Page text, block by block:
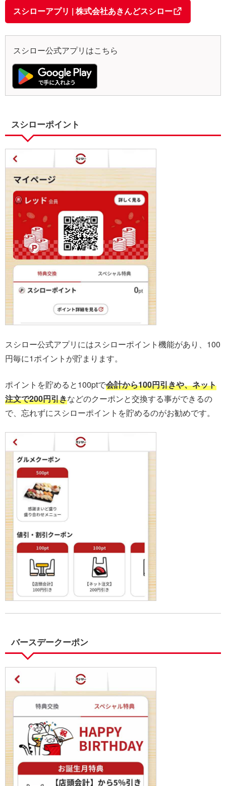
スシローアプリ | 株式会社あきんどスシロー
スシロー公式アプリはこちら
スシローポイント
スシロー公式アプリにはスシローポイント機能があり、100
円毎に1ポイントが貯まります。
ポイントを貯めると100ptで会計から100円引きや、ネット
注文で200円引きなどのクーポンと交換する事ができるの
で、忘れずにスシローポイントを貯めるのがお勧めです。
バースデークーポン